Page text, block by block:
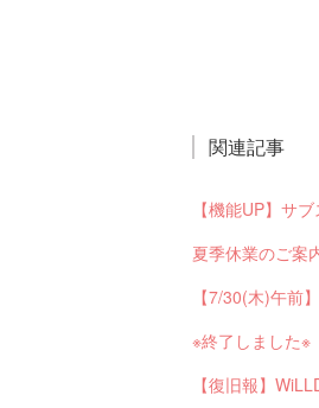
関連記事
夏季休業のご案
【7/30(木)午前
【復旧報】